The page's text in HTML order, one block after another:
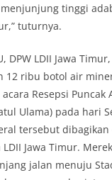
tinggi
tuturnya.
DPW LDII Jawa Timur,
12 ribu botol air
Resepsi Puncak
Ulama) pada hari
tersebut dibagikan
Jawa Timur.
jalan menuju